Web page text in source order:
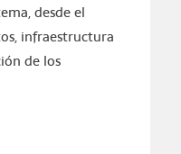
desde el
infraestructura
de los